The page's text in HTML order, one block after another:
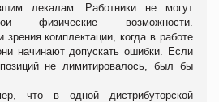
лекалам. Работники не могут
физические возможности.
зрения комплектации, когда в работе
начинают допускать ошибки. Если
не лимитировалось, был бы
, что в одной дистрибуторской